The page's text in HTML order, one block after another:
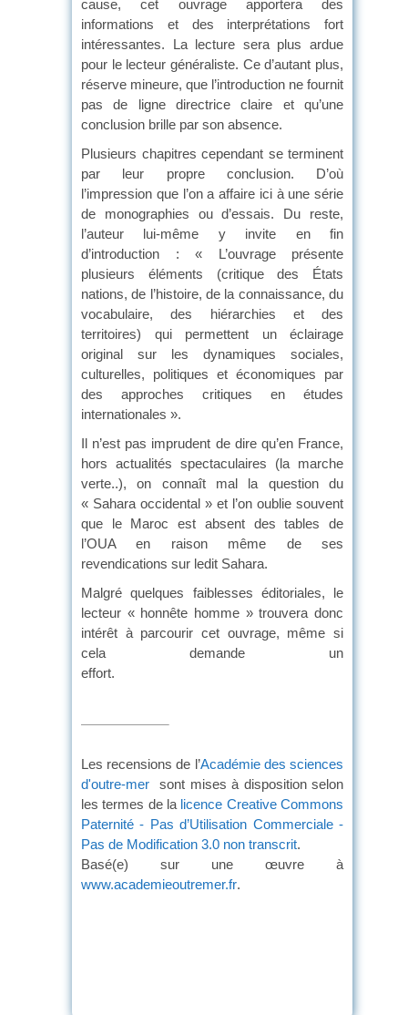
cause, cet ouvrage apportera des
informations et des interprétations fort
intéressantes. La lecture sera plus ardue
pour le lecteur généraliste. Ce d’autant plus,
réserve mineure, que l’introduction ne fournit
pas de ligne directrice claire et qu’une
conclusion brille par son absence.
Plusieurs chapitres cependant se terminent
par leur propre conclusion. D’où
l’impression que l’on a affaire ici à une série
de monographies ou d’essais. Du reste,
l’auteur lui-même y invite en fin
d’introduction : « L’ouvrage présente
plusieurs éléments (critique des États
nations, de l’histoire, de la connaissance, du
vocabulaire, des hiérarchies et des
territoires) qui permettent un éclairage
original sur les dynamiques sociales,
culturelles, politiques et économiques par
des approches critiques en études
internationales ».
Il n’est pas imprudent de dire qu’en France,
hors actualités spectaculaires (la marche
verte..), on connaît mal la question du
« Sahara occidental » et l’on oublie souvent
que le Maroc est absent des tables de
l’OUA en raison même de ses
revendications sur ledit Sahara.
Malgré quelques faiblesses éditoriales, le
lecteur « honnête homme » trouvera donc
intérêt à parcourir cet ouvrage, même si
cela demande un
Les recensions de l’Académie des sciences
d'outre-mer sont mises à disposition selon
les termes de la licence Creative Commons
Paternité - Pas d’Utilisation Commerciale -
Pas de Modification 3.0 non transcrit.
Basé(e) sur une œuvre à
www.academieoutremer.fr.